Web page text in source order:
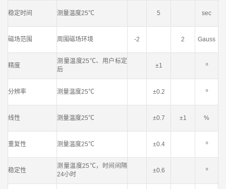
稳定时间 测量温度25℃ 5 sec
磁场范围 周围磁场环境 -2 2 Gauss
精度
测量温度25℃、用户标定
后
±1 º
分辨率 测量温度25℃ ±0.2 º
线性 测量温度25℃ ±0.7 ±1 %
重复性 测量温度25℃ ±0.4 º
稳定性
测量温度25℃，时间间隔
24小时
±0.6 º